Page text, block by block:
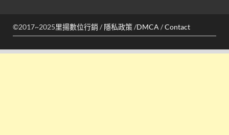
©2017~2025里揚數位行銷 / 隱私政策/DMCA /Contact